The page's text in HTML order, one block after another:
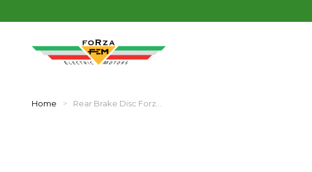
You are here:
Home Rear Brake Disc Forz…